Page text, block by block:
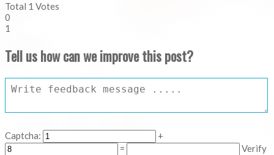
Total 1 Votes
0
1
Tell us how can we improve this post?
Captcha:
+
=
Verify